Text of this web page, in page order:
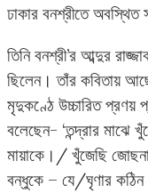
ঢাকার বনশ্রীতে
তিনি বনশ্রী’র আব্দুর
ছিলেন। তাঁর কবিতায়
মৃদুকণ্ঠে উচ্চারিত প্রণয়
বলেছেন- ‘তন্দ্রার
মায়াকে।/ খুঁজেছি
বন্ধুকে – যে/ঘৃণার কঠিন